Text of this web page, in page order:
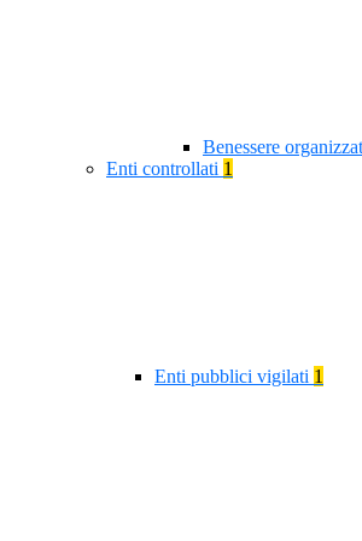
Benessere
Enti controllati 1
Enti pubblici vigilati 1